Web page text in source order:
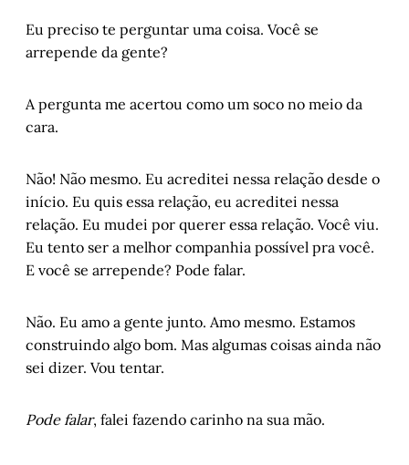
Eu preciso te perguntar uma coisa. Você se
arrepende da gente?
A pergunta me acertou como um soco no meio da
cara.
Não! Não mesmo. Eu acreditei nessa relação desde o
início. Eu quis essa relação, eu acreditei nessa
relação. Eu mudei por querer essa relação. Você viu.
Eu tento ser a melhor companhia possível pra você.
E você se arrepende? Pode falar.
Não. Eu amo a gente junto. Amo mesmo. Estamos
construindo algo bom. Mas algumas coisas ainda não
sei dizer. Vou tentar.
Pode falar, falei fazendo carinho na sua mão.